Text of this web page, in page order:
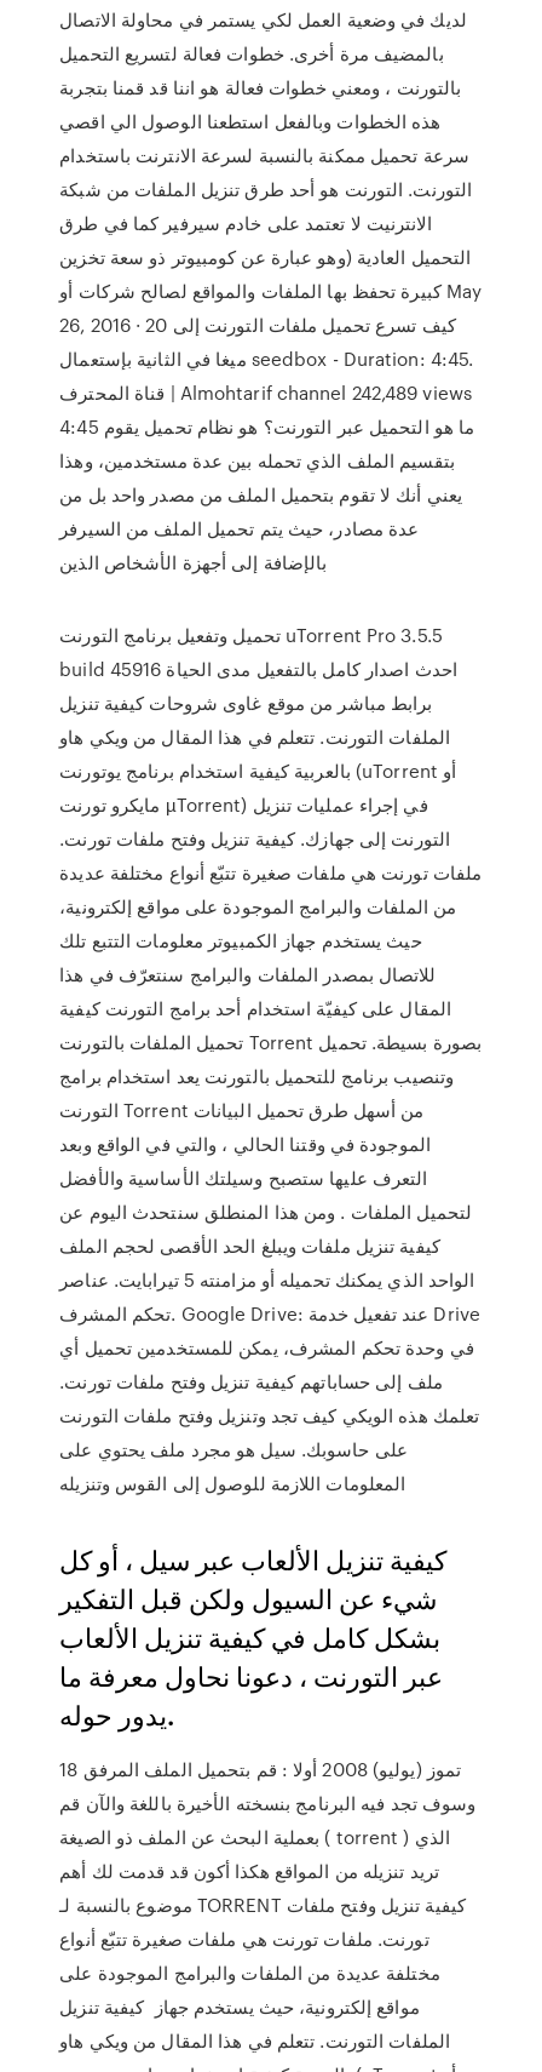
لديك في وضعية العمل لكي يستمر في محاولة الاتصال
بالمضيف مرة أخرى. خطوات فعالة لتسريع التحميل
بالتورنت ، ومعني خطوات فعالة هو اننا قد قمنا بتجربة
هذه الخطوات وبالفعل استطعنا الوصول الي اقصي
سرعة تحميل ممكنة بالنسبة لسرعة الانترنت باستخدام
التورنت. التورنت هو أحد طرق تنزيل الملفات من شبكة
الانترنيت لا تعتمد على خادم سيرفير كما في طرق
التحميل العادية (وهو عبارة عن كومبيوتر ذو سعة تخزين
كبيرة تحفظ بها الملفات والمواقع لصالح شركات أو May
26, 2016 · كيف تسرع تحميل ملفات التورنت إلى 20
ميغا في الثانية بإستعمال seedbox - Duration: 4:45.
قناة المحترف | Almohtarif channel 242,489 views
4:45 ما هو التحميل عبر التورنت؟ هو نظام تحميل يقوم
بتقسيم الملف الذي تحمله بين عدة مستخدمين، وهذا
يعني أنك لا تقوم بتحميل الملف من مصدر واحد بل من
عدة مصادر، حيث يتم تحميل الملف من السيرفر
بالإضافة إلى أجهزة الأشخاص الذين
تحميل وتفعيل برنامج التورنت uTorrent Pro 3.5.5
build 45916 احدث اصدار كامل بالتفعيل مدى الحياة
برابط مباشر من موقع غاوى شروحات كيفية تنزيل
الملفات التورنت. تتعلم في هذا المقال من ويكي هاو
بالعربية كيفية استخدام برنامج يوتورنت (uTorrent أو
مايكرو تورنت µTorrent) في إجراء عمليات تنزيل
التورنت إلى جهازك. كيفية تنزيل وفتح ملفات تورنت.
ملفات تورنت هي ملفات صغيرة تتبّع أنواع مختلفة عديدة
من الملفات والبرامج الموجودة على مواقع إلكترونية،
حيث يستخدم جهاز الكمبيوتر معلومات التتبع تلك
للاتصال بمصدر الملفات والبرامج سنتعرّف في هذا
المقال على كيفيّة استخدام أحد برامج التورنت كيفية
تحميل الملفات بالتورنت Torrent بصورة بسيطة. تحميل
وتنصيب برنامج للتحميل بالتورنت يعد استخدام برامج
التورنت Torrent من أسهل طرق تحميل البيانات
الموجودة في وقتنا الحالي ، والتي في الواقع وبعد
التعرف عليها ستصبح وسيلتك الأساسية والأفضل
لتحميل الملفات . ومن هذا المنطلق سنتحدث اليوم عن
كيفية تنزيل ملفات ويبلغ الحد الأقصى لحجم الملف
الواحد الذي يمكنك تحميله أو مزامنته 5 تيرابايت. عناصر
تحكم المشرف. Google Drive: عند تفعيل خدمة Drive
في وحدة تحكم المشرف، يمكن للمستخدمين تحميل أي
ملف إلى حساباتهم كيفية تنزيل وفتح ملفات تورنت.
تعلمك هذه الويكي كيف تجد وتنزيل وفتح ملفات التورنت
على حاسوبك. سيل هو مجرد ملف يحتوي على
المعلومات اللازمة للوصول إلى القوس وتنزيله
كيفية تنزيل الألعاب عبر سيل ، أو كل
شيء عن السيول ولكن قبل التفكير
بشكل كامل في كيفية تنزيل الألعاب
عبر التورنت ، دعونا نحاول معرفة ما
يدور حوله.
18 تموز (يوليو) 2008 أولا : قم بتحميل الملف المرفق
وسوف تجد فيه البرنامج بنسخته الأخيرة باللغة والآن قم
بعملية البحث عن الملف ذو الصيغة ( torrent ) الذي
تريد تنزيله من المواقع هكذا أكون قد قدمت لك أهم
موضوع بالنسبة لـ TORRENT كيفية تنزيل وفتح ملفات
تورنت. ملفات تورنت هي ملفات صغيرة تتبّع أنواع
مختلفة عديدة من الملفات والبرامج الموجودة على
مواقع إلكترونية، حيث يستخدم جهاز كيفية تنزيل
الملفات التورنت. تتعلم في هذا المقال من ويكي هاو